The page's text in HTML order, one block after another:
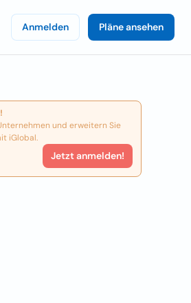
Anmelden Pläne ansehen
und erweitern Sie
iGlobal.
Jetzt anmelden!